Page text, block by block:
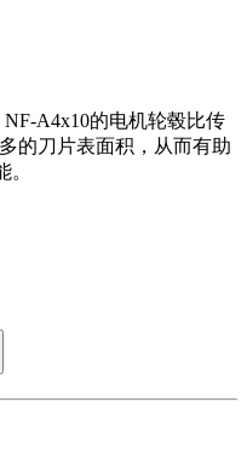
A4x10的电机轮毂比传
的刀片表面积，从而有助